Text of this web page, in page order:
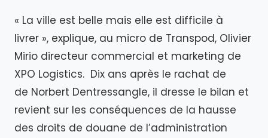
« La ville est belle mais elle est difficile à
livrer », explique, au micro de Transpod, Olivier
Mirio directeur commercial et marketing de
XPO Logistics. Dix ans après le rachat de
de Norbert Dentressangle, il dresse le bilan et
revient sur les conséquences de la hausse
des droits de douane de l’administration